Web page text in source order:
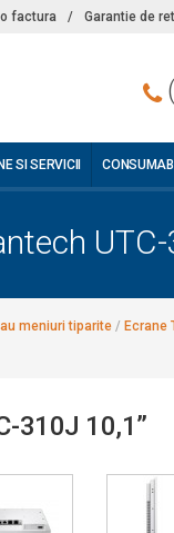
factura / Garantie de
SI SERVICII
UTC-
meniuri tiparite / Ecrane
310J 10,1”